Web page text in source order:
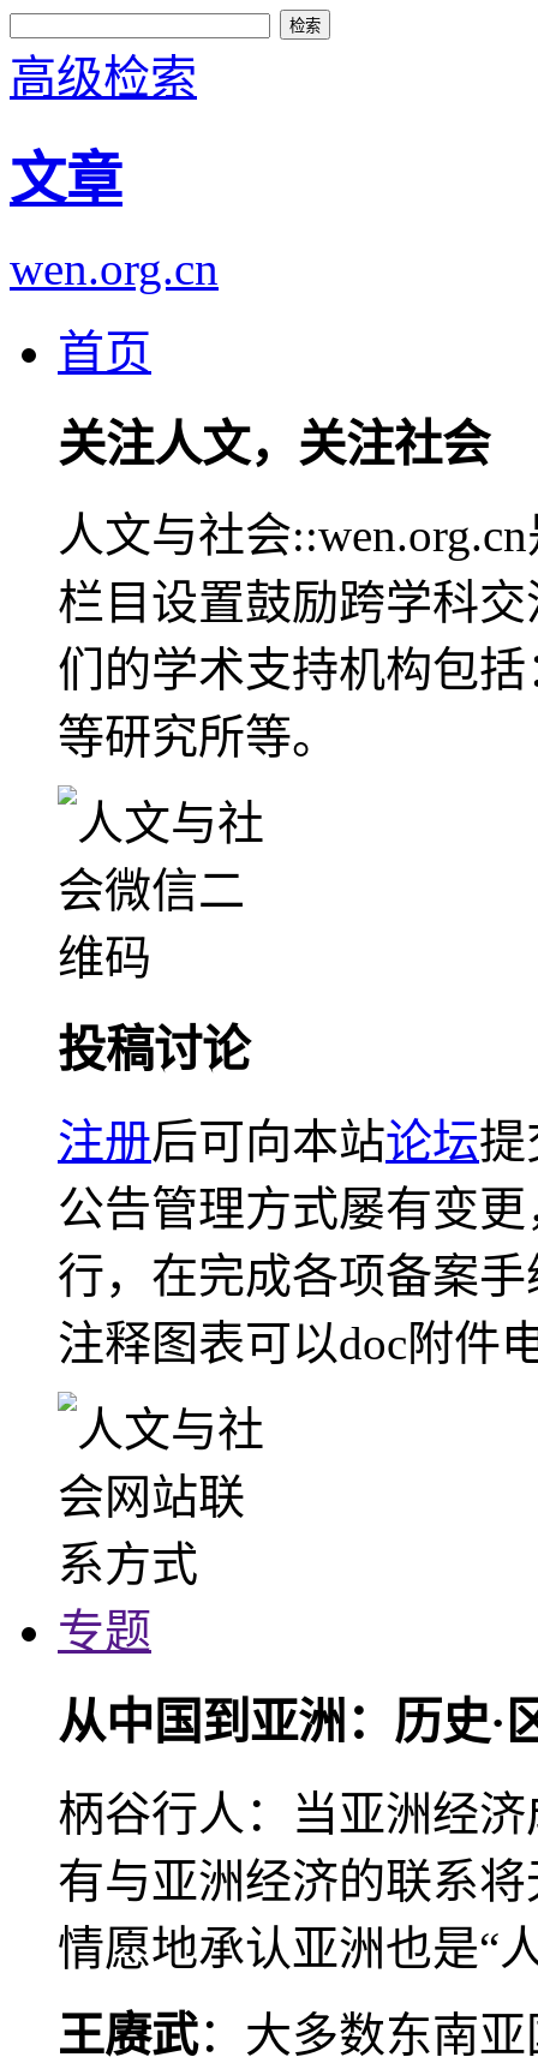
高级检索
文章
wen.org.cn
首页
关注人文，关注社会
人文与社会
栏目设置鼓励跨学科
们的学术支持机构包
等研究所等。
投稿讨论
注册后可向本站论坛提
公告管理方式屡有变
行，在完成各项备案
注释图表可以doc附件
专题
从中国到亚洲：历史·
柄谷行人：当亚洲经
有与亚洲经济的联系
情愿地承认亚洲也是“
王赓武：大多数东南